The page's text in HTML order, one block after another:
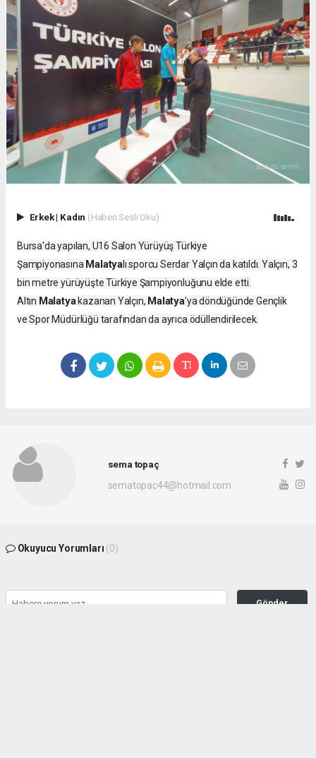
Erkek| Kadın (Haberi Sesli Oku)
Bursa'da yapılan, U16 Salon Yürüyüş Türkiye
ŞampiyonasınaMalatyalı sporcu Serdar Yalçın da katıldı. Yalçın, 3
bin metre yürüyüşte Türkiye Şampiyonluğunu elde etti.
Altın Malatyakazanan Yalçın, Malatya’ya döndüğünde Gençlik
ve Spor Müdürlüğü tarafından da ayrıca ödüllendirilecek.
sema topaç
sematopac44@hotmail.com
Okuyucu Yorumları (0)
Gönder